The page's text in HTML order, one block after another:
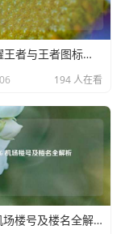
，阻挡敌人从水路
行包抄和打击，或
附近设下埋伏,等
画面构成了一幅独
，为玩家们带来
或缺的一道亮丽风
在宁静的等待时
界增添了一份神秘
解读荣耀王者与王者图标背后的差异
194 人在看
PUBG 机场楼号及楼名全解析